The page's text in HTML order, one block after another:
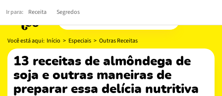
Você está aqui: Início > Especiais > Outras Receitas
13 receitas de almôndega de
soja e outras maneiras de
preparar essa delícia nutritiva
Ir para: Receita Segredos